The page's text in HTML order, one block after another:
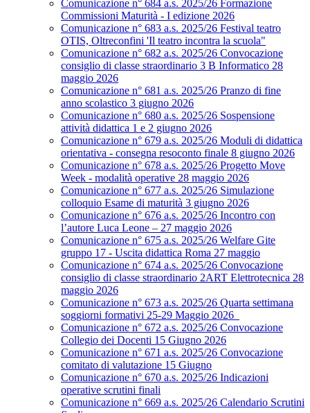
Comunicazione n° 684 a.s. 2025/26 Formazione
Commissioni Maturità - I edizione 2026
Comunicazione n° 683 a.s. 2025/26 Festival teatro
OTIS, Oltreconfini 'Il teatro incontra la scuola"
Comunicazione n° 682 a.s. 2025/26 Convocazione
consiglio di classe straordinario 3 B Informatico 28
maggio 2026
Comunicazione n° 681 a.s. 2025/26 Pranzo di fine
anno scolastico 3 giugno 2026
Comunicazione n° 680 a.s. 2025/26 Sospensione
attività didattica 1 e 2 giugno 2026
Comunicazione n° 679 a.s. 2025/26 Moduli di didattica
orientativa - consegna resoconto finale 8 giugno 2026
Comunicazione n° 678 a.s. 2025/26 Progetto Move
Week - modalità operative 28 maggio 2026
Comunicazione n° 677 a.s. 2025/26 Simulazione
colloquio Esame di maturità 3 giugno 2026
Comunicazione n° 676 a.s. 2025/26 Incontro con
l’autore Luca Leone – 27 maggio 2026
Comunicazione n° 675 a.s. 2025/26 Welfare Gite
gruppo 17 - Uscita didattica Roma 27 maggio
Comunicazione n° 674 a.s. 2025/26 Convocazione
consiglio di classe straordinario 2ART Elettrotecnica 28
maggio 2026
Comunicazione n° 673 a.s. 2025/26 Quarta settimana
soggiorni formativi 25-29 Maggio 2026
Comunicazione n° 672 a.s. 2025/26 Convocazione
Collegio dei Docenti 15 Giugno 2026
Comunicazione n° 671 a.s. 2025/26 Convocazione
comitato di valutazione 15 Giugno
Comunicazione n° 670 a.s. 2025/26 Indicazioni
operative scrutini finali
Comunicazione n° 669 a.s. 2025/26 Calendario Scrutini